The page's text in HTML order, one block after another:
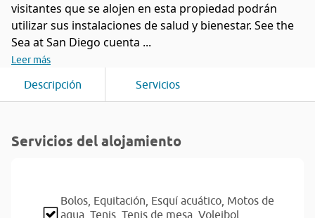
visitantes que se alojen en esta propiedad podrán
utilizar sus instalaciones de salud y bienestar. See the
Sea at San Diego cuenta ...
Leer más
Descripción Servicios
Servicios del alojamiento
Bolos, Equitación, Esquí acuático, Motos de
agua, Tenis, Tenis de mesa, Voleibol,